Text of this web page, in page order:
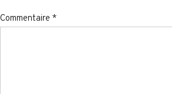
Commentaire *